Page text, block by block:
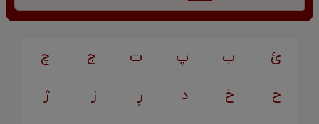
ئ ب پ ت ج چ
ح خ د ڕ ز ژ